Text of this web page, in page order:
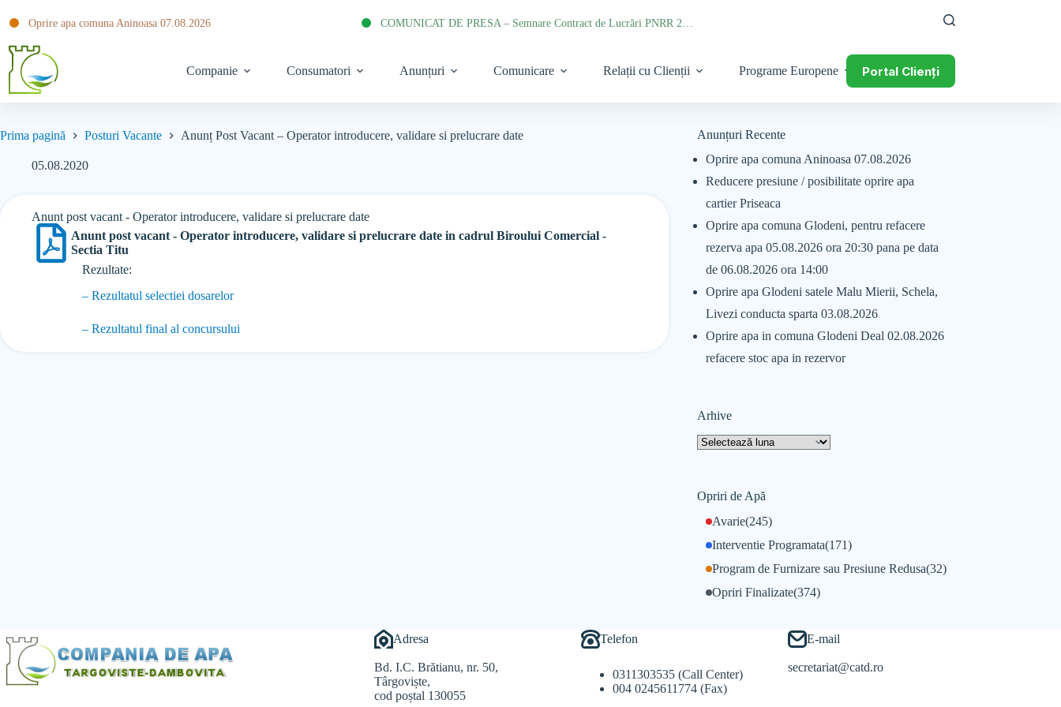
Oprire apa comuna Aninoasa 07.08.2026
Companie Consumatori Anunțuri Comunicare Relații cu Clienții Programe Europene Portal Clienți
Prima pagină Posturi Vacante Anunț Post Vacant – Operator introducere, validare si prelucrare date
05.08.2020
Anunt post vacant - Operator introducere, validare si prelucrare date
Anunt post vacant - Operator introducere, validare si prelucrare date in cadrul Biroului Comercial -
Sectia Titu
Rezultate:
– Rezultatul selectiei dosarelor
– Rezultatul final al concursului
Anunțuri Recente
Oprire apa comuna Aninoasa 07.08.2026
Reducere presiune / posibilitate oprire apa
cartier Priseaca
Oprire apa comuna Glodeni, pentru refacere
rezerva apa 05.08.2026 ora 20:30 pana pe data
de 06.08.2026 ora 14:00
Oprire apa Glodeni satele Malu Mierii, Schela,
Livezi conducta sparta 03.08.2026
Oprire apa in comuna Glodeni Deal 02.08.2026
refacere stoc apa in rezervor
Arhive
Opriri de Apă
Avarie(245)
Interventie Programata(171)
Opriri Finalizate(374)
Program de Furnizare sau Presiune Redusa(32)
Adresa
Bd. I.C. Brătianu, nr. 50,
Târgoviște,
cod poștal 130055
Telefon
0311303535 (Call Center)
004 0245611774 (Fax)
E-mail
secretariat@catd.ro